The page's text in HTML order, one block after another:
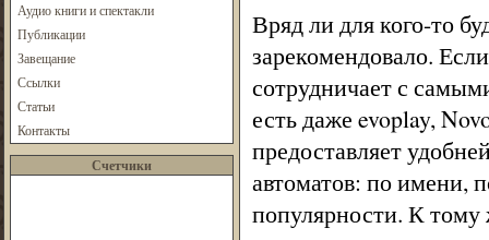
Аудио книги и спектакли
Публикации
Завещание
Ссылки
Статьи
Контакты
Счетчики
Вряд ли для кого-то
зарекомендовало.
сотрудничает с
есть даже evoplay,
предоставляет
автоматов: по имени,
популярности. К тому